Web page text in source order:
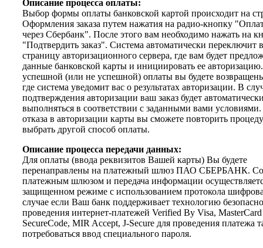
Описание процесса оплаты:
Выбор формы оплаты банковской картой происходит на
Оформления заказа путем нажатия на радио-кнопку
через Сбербанк". После этого вам необходимо нажать на
"Подтвердить заказ". Система автоматически переключит
страницу авторизационного сервера, где вам будет
данные банковской карты и инициировать ее
успешной (или не успешной) оплаты вы будете
где система уведомит вас о результатах авторизации. В
подтверждения авторизации ваш заказ будет
выполняться в соответствии с заданными вами
отказа в авторизации карты вы сможете повторить
выбрать другой способ оплаты.
Описание процесса передачи данных:
Для оплаты (ввода реквизитов Вашей карты) Вы будете
перенаправлены на платежный шлюз ПАО СБЕРБАНК.
платежным шлюзом и передача информации
защищенном режиме с использованием протокола
случае если Ваш банк поддерживает технологию
проведения интернет-платежей Verified By Visa, MasterCard
SecureCode, MIR Accept, J-Secure для проведения платежа
потребоваться ввод специального пароля.